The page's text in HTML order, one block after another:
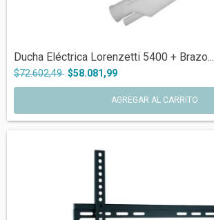
Ducha Eléctrica Lorenzetti 5400 + Brazo...
$72.602,49 $58.081,99